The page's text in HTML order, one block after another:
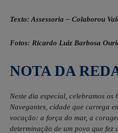
Texto: Assessoria – Colaborou
Fotos: Ricardo Luiz Barbosa
NOTA DA
Neste dia especial, celebramos os
Navegantes, cidade que carrega
vocação: a força do mar, a
determinação de um povo que